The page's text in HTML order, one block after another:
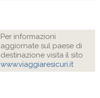
Per informazioni
aggiornate sul paese di
destinazione visita il sito
www.viaggiaresicuri.it